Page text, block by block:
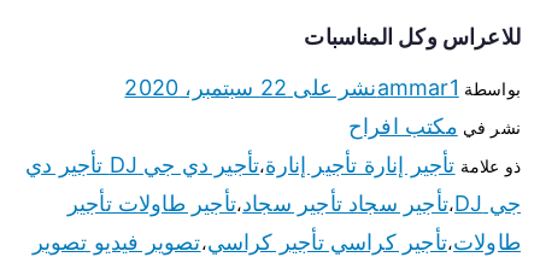
للاعراس وكل المناسبات
بواسطة ammar1نشر على 22 سبتمبر، 2020
نشر في مكتب افراح
ذو علامة تأجير إنارة تأجير إنارة،
تأجير دي جي DJ تأجير دي
جي DJ
،تأجير سجاد تأجير سجاد،تأجير طاولات تأجير
طاولات،تأجير كراسي تأجير كراسي،تصوير فيديو تصوير